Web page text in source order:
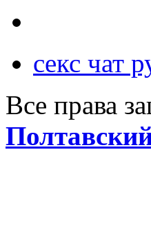
секс чат
Все права